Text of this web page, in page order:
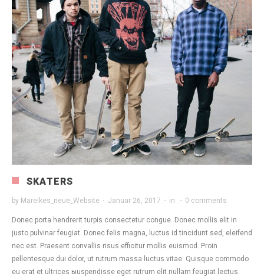
SKATERS
by Mareikes_neue_Website · Januar 26, 2017 · in · 0 comments
Donec porta hendrerit turpis consectetur congue. Donec mollis elit in
justo pulvinar feugiat. Donec felis magna, luctus id tincidunt sed, eleifend
nec est. Praesent convallis risus efficitur mollis euismod. Proin
pellentesque dui dolor, ut rutrum massa luctus vitae. Quisque commodo
eu erat et ultrices ыuspendisse eget rutrum elit nullam feugiat lectus.